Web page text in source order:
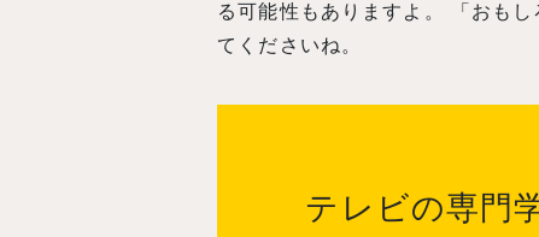
る可能性もありますよ。 「おも
てくださいね。
テレビの専門